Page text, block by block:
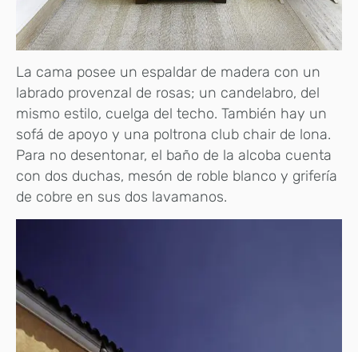
La cama posee un espaldar de madera con un
labrado provenzal de rosas; un candelabro, del
mismo estilo, cuelga del techo. También hay un
sofá de apoyo y una poltrona club chair de lona.
Para no desentonar, el baño de la alcoba cuenta
con dos duchas, mesón de roble blanco y grifería
de cobre en sus dos lavamanos.